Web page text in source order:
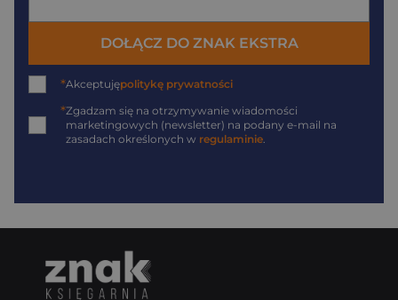
DOŁĄCZ DO ZNAK EKSTRA
*Akceptujępolitykę prywatności
*Zgadzam się na otrzymywanie wiadomości
marketingowych (newsletter) na podany e-mail na
zasadach określonych w regulaminie